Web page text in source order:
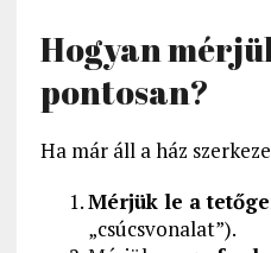
Hogyan
pontosan?
Ha már áll a ház
Mérjük le a
„csúcsvonalat”).